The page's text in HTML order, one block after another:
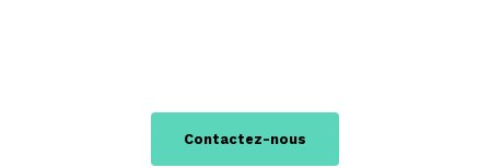
Contactez-nous